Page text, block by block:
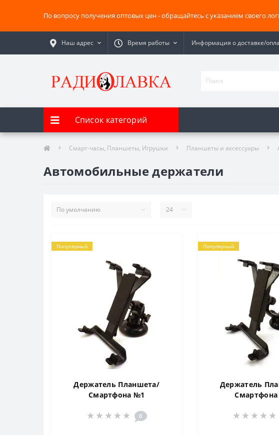
По вопросу получения оптовых цен - обращайтесь с указанием своего
Наш адрес Время работы Информация о доставке/
Список категорий
Смарт-часы, Планшеты, Игрушки Планшеты и аксессуары
Автомобильные держатели
Популярный
Держатель Планшета/
Смартфона №1
0
Популярный
Держатель